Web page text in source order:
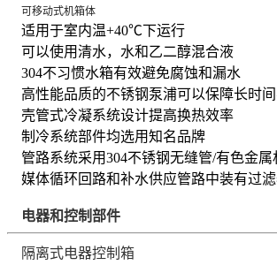
可移动式机箱体
适用于室内温+40℃下运行
可以使用清水，水和乙二醇混合液
304不习惯水箱有效避免腐蚀和漏水
高性能品质的不锈钢泵浦可以保障长时
壳管式冷凝系统设计提高换热效率
制冷系统部件均选用知名品牌
管路系统采用304不锈钢无缝管/有色金属
媒体循环回路和补水供应管路中装有过
电器和控制部件
隔离式电器控制箱